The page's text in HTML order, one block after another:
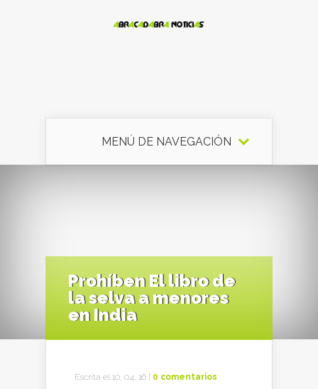
MENÚ DE NAVEGACIÓN
Prohíben El libro de
la selva a menores
en India
Escrita el 10, 04, 16 | 0 comentarios